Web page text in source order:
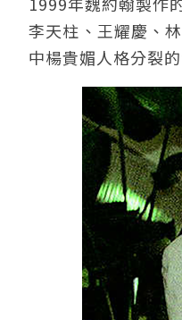
李天柱、王耀慶、
中楊貴媚人格分裂